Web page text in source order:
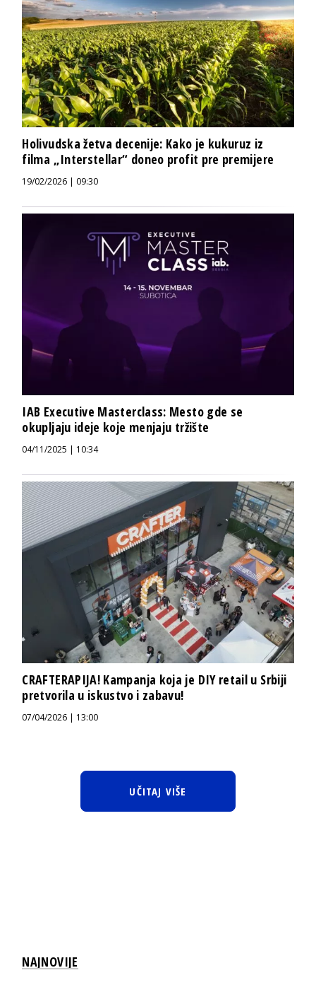
Holivudska žetva decenije: Kako je kukuruz iz
filma „Interstellar“ doneo profit pre premijere
19/02/2026 | 09:30
IAB Executive Masterclass: Mesto gde se
okupljaju ideje koje menjaju tržište
04/11/2025 | 10:34
CRAFTERAPIJA! Kampanja koja je DIY retail u Srbiji
pretvorila u iskustvo i zabavu!
07/04/2026 | 13:00
UČITAJ VIŠE
NAJNOVIJE